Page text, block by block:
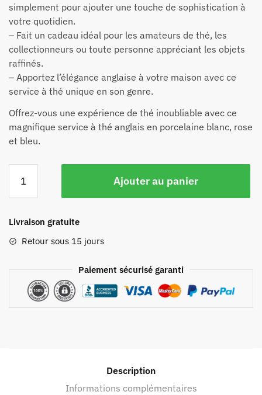
simplement pour ajouter une touche de sophistication à
votre quotidien.
– Fait un cadeau idéal pour les amateurs de thé, les
collectionneurs ou toute personne appréciant les objets
raffinés.
– Apportez l’élégance anglaise à votre maison avec ce
service à thé unique en son genre.
Offrez-vous une expérience de thé inoubliable avec ce
magnifique service à thé anglais en porcelaine blanc, rose
et bleu.
Ajouter au panier
Livraison gratuite
Retour sous 15 jours
Paiement sécurisé garanti
Description
Informations complémentaires